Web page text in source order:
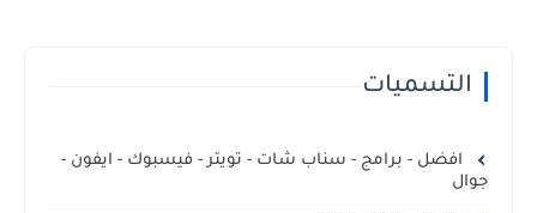
التسميات
افضل - برامج - سناب شات - تويتر - فيسبوك - ايفون -
جوال